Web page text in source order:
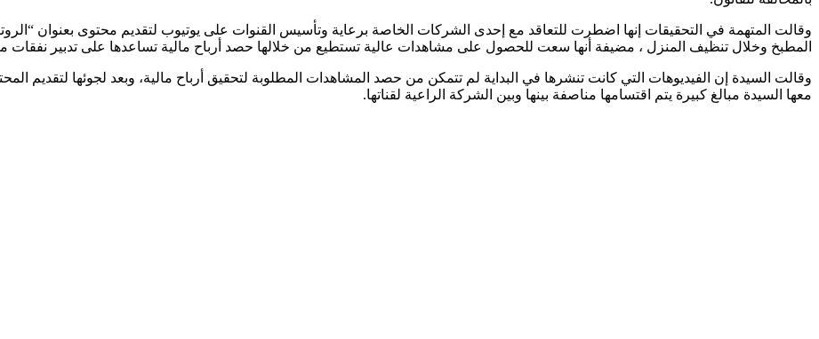
وقالت المتهمة في التحقيقات إنها اضطرت للتعاقد مع إحدى الشركات الخاصة برعاية وتأسيس القنوات على يوتيوب لتقديم محتوى بعنوان
المطبخ وخلال تنظيف المنزل ، مضيفة أنها سعت للحصول على مشاهدات عالية تستطيع من خلالها حصد أرباح مالية تساعدها على تدبير نفقات
وقالت السيدة إن الفيديوهات التي كانت تنشرها في البداية لم تتمكن من حصد المشاهدات المطلوبة لتحقيق أرباح مالية، وبعد لجوئها لتقديم
معها السيدة مبالغ كبيرة يتم اقتسامها مناصفة بينها وبين الشركة الراعية لقناتها.